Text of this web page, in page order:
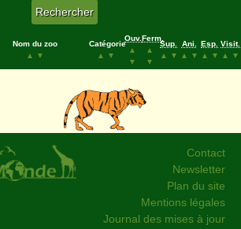
Nom du zoo
▲
▼
Catégorie
▲
▼
Ouv.
▲
▼
Ferm.
▲
▼
Sup.
▲
▼
Ani.
▲
▼
Esp.
▲
▼
Visit.
▲
▼
Contact
Newsletter
Plan du site
Mentions légales
Journal des mises à jour